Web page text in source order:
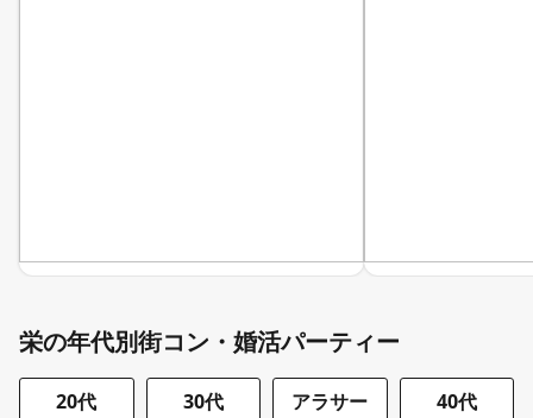
栄の年代別街コン・婚活パーティー
20代 30代 アラサー 40代